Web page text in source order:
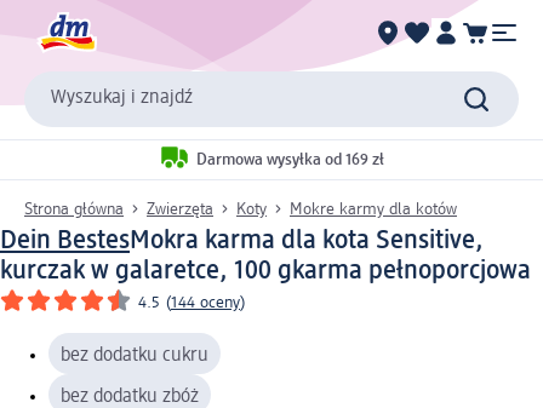
Wyszukaj i znajdź
Darmowa wysyłka od 169 zł
Strona główna Zwierzęta Koty Mokre karmy dla kotów
Dein BestesMokra karma dla kota Sensitive,
kurczak w galaretce, 100 gkarma pełnoporcjowa
4.5 (144 oceny)
bez dodatku cukru
bez dodatku zbóż